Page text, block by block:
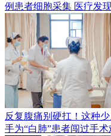
例患者细胞采集 医疗发
反复腹痛别硬扛！这种
手为“白肺”患者闯过手术